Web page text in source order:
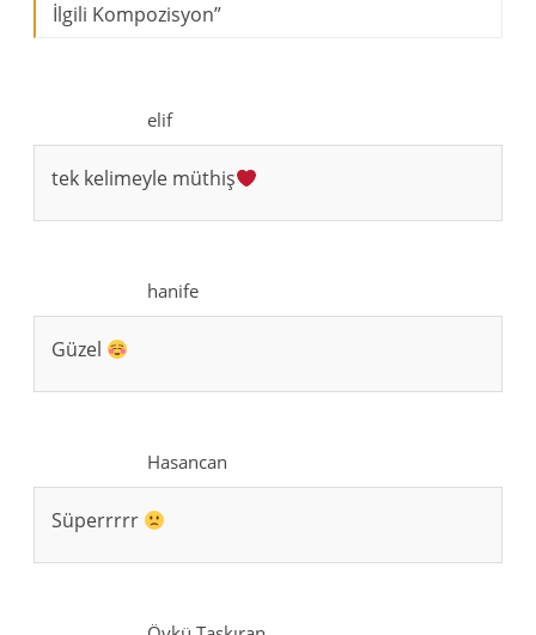
İlgili Kompozisyon”
elif
tek kelimeyle müthiş
hanife
Güzel
Hasancan
Süperrrrr